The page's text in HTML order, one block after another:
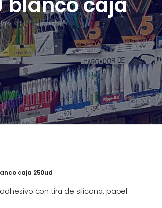
caja 250ud
con tira de silicona. papel